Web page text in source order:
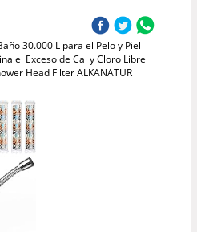
30.000 L para el Pelo y Piel
el Exceso de Cal y Cloro Libre
Head Filter ALKANATUR